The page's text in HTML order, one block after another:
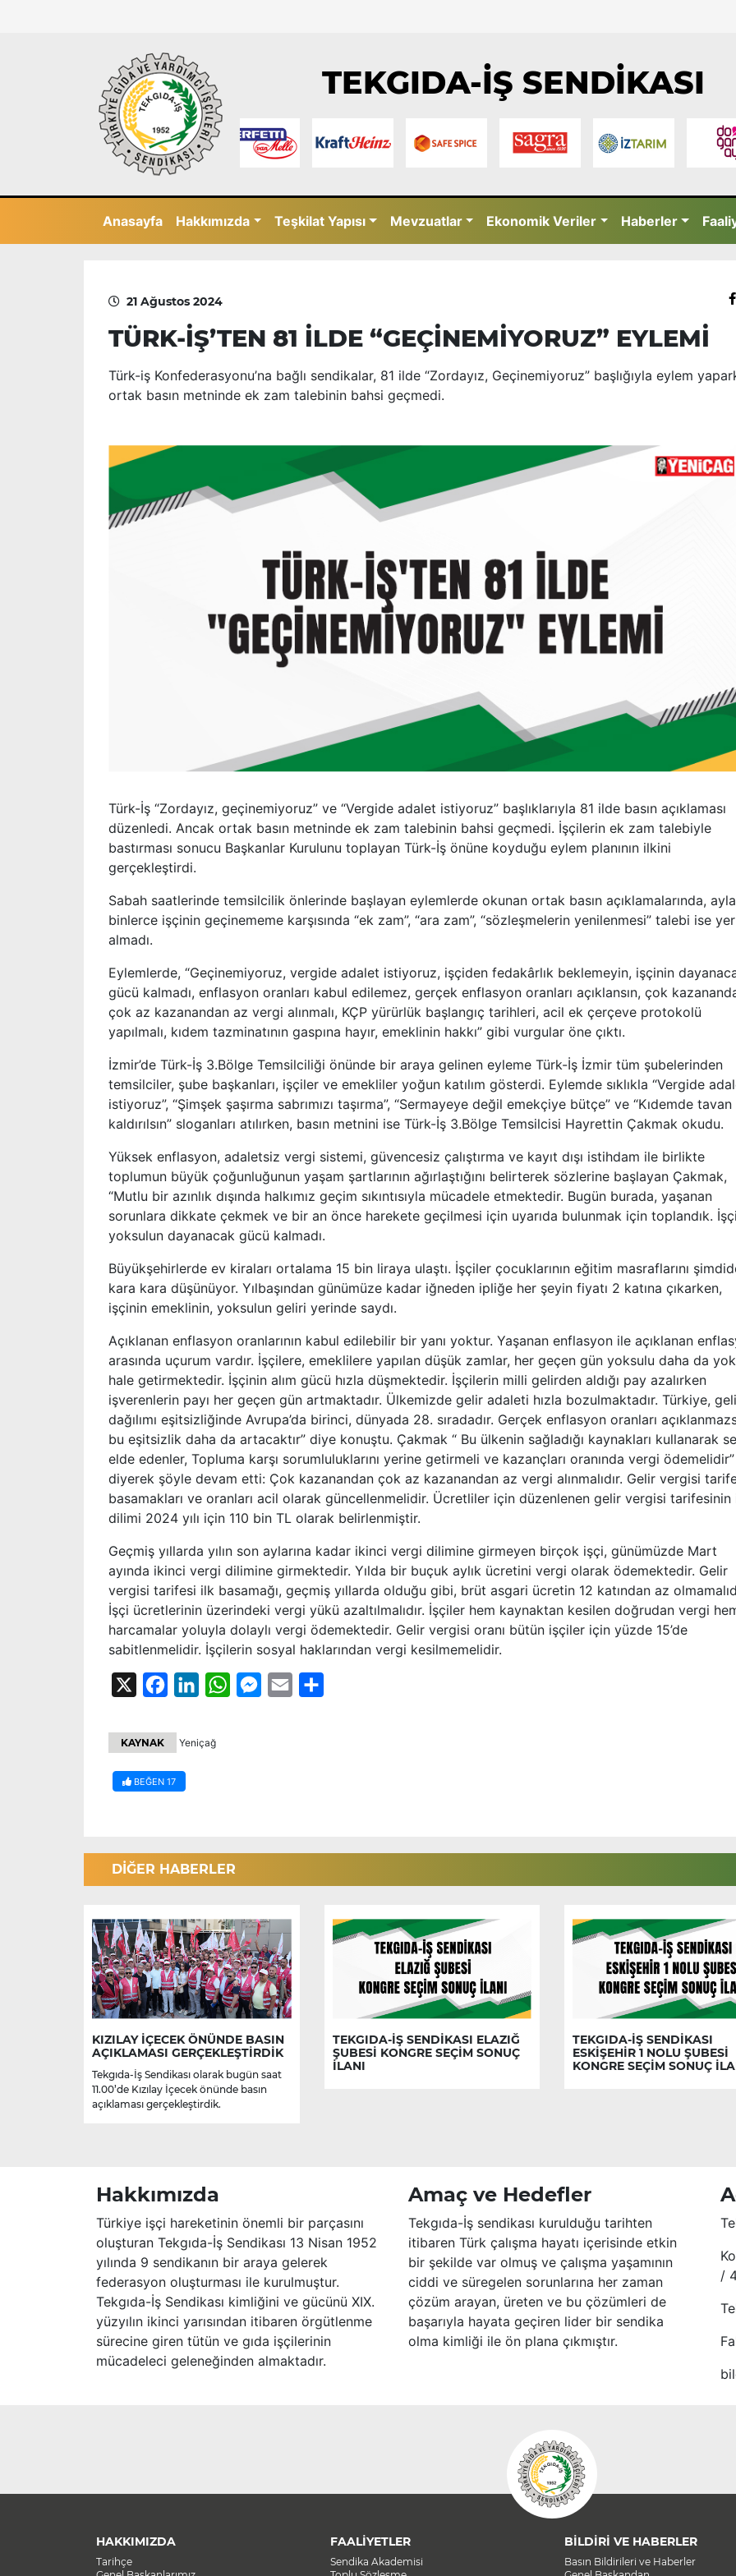
TEKGIDA-İŞ SENDİKASI
Anasayfa Hakkımızda Teşkilat Yapısı Mevzuatlar Ekonomik Veriler Haberler
21 Ağustos 2024
TÜRK-İŞ’TEN 81 İLDE “GEÇİNEMİYORUZ” EYLEMİ
Türk-iş Konfederasyonu’na bağlı sendikalar, 81 ilde “Zordayız, Geçinemiyoruz” başlığıyla eylem
ortak basın metninde ek zam talebinin bahsi geçmedi.
Türk-İş “Zordayız, geçinemiyoruz” ve “Vergide adalet istiyoruz” başlıklarıyla 81 ilde basın açıklaması
düzenledi. Ancak ortak basın metninde ek zam talebinin bahsi geçmedi. İşçilerin ek zam talebiyle
bastırması sonucu Başkanlar Kurulunu toplayan Türk-İş önüne koyduğu eylem planının ilkini
gerçekleştirdi.
Sabah saatlerinde temsilcilik önlerinde başlayan eylemlerde okunan ortak basın açıklamalarında,
binlerce işçinin geçinememe karşısında “ek zam”, “ara zam”, “sözleşmelerin yenilenmesi” talebi ise yer
almadı.
Eylemlerde, “Geçinemiyoruz, vergide adalet istiyoruz, işçiden fedakârlık beklemeyin, işçinin
gücü kalmadı, enflasyon oranları kabul edilemez, gerçek enflasyon oranları açıklansın, çok
çok az kazanandan az vergi alınmalı, KÇP yürürlük başlangıç tarihleri, acil ek çerçeve protokolü
yapılmalı, kıdem tazminatının gaspına hayır, emeklinin hakkı” gibi vurgular öne çıktı.
İzmir’de Türk-İş 3.Bölge Temsilciliği önünde bir araya gelinen eyleme Türk-İş İzmir tüm şubelerinden
temsilciler, şube başkanları, işçiler ve emekliler yoğun katılım gösterdi. Eylemde sıklıkla “Vergide
istiyoruz”, “Şimşek şaşırma sabrımızı taşırma”, “Sermayeye değil emekçiye bütçe” ve “Kıdemde tavan
kaldırılsın” sloganları atılırken, basın metnini ise Türk-İş 3.Bölge Temsilcisi Hayrettin Çakmak okudu.
Yüksek enflasyon, adaletsiz vergi sistemi, güvencesiz çalıştırma ve kayıt dışı istihdam ile birlikte
toplumun büyük çoğunluğunun yaşam şartlarının ağırlaştığını belirterek sözlerine başlayan Çakmak,
“Mutlu bir azınlık dışında halkımız geçim sıkıntısıyla mücadele etmektedir. Bugün burada, yaşanan
sorunlara dikkate çekmek ve bir an önce harekete geçilmesi için uyarıda bulunmak için toplandık.
yoksulun dayanacak gücü kalmadı.
Büyükşehirlerde ev kiraları ortalama 15 bin liraya ulaştı. İşçiler çocuklarının eğitim masraflarını
kara kara düşünüyor. Yılbaşından günümüze kadar iğneden ipliğe her şeyin fiyatı 2 katına çıkarken,
işçinin emeklinin, yoksulun geliri yerinde saydı.
Açıklanan enflasyon oranlarının kabul edilebilir bir yanı yoktur. Yaşanan enflasyon ile açıklanan
arasında uçurum vardır. İşçilere, emeklilere yapılan düşük zamlar, her geçen gün yoksulu daha da
hale getirmektedir. İşçinin alım gücü hızla düşmektedir. İşçilerin milli gelirden aldığı pay azalırken
işverenlerin payı her geçen gün artmaktadır. Ülkemizde gelir adaleti hızla bozulmaktadır. Türkiye,
dağılımı eşitsizliğinde Avrupa’da birinci, dünyada 28. sıradadır. Gerçek enflasyon oranları
bu eşitsizlik daha da artacaktır” diye konuştu. Çakmak “ Bu ülkenin sağladığı kaynakları kullanarak
elde edenler, Topluma karşı sorumluluklarını yerine getirmeli ve kazançları oranında vergi ödemelidir”
diyerek şöyle devam etti: Çok kazanandan çok az kazanandan az vergi alınmalıdır. Gelir vergisi
basamakları ve oranları acil olarak güncellenmelidir. Ücretliler için düzenlenen gelir vergisi tarifesinin
dilimi 2024 yılı için 110 bin TL olarak belirlenmiştir.
Geçmiş yıllarda yılın son aylarına kadar ikinci vergi dilimine girmeyen birçok işçi, günümüzde Mart
ayında ikinci vergi dilimine girmektedir. Yılda bir buçuk aylık ücretini vergi olarak ödemektedir. Gelir
vergisi tarifesi ilk basamağı, geçmiş yıllarda olduğu gibi, brüt asgari ücretin 12 katından az
İşçi ücretlerinin üzerindeki vergi yükü azaltılmalıdır. İşçiler hem kaynaktan kesilen doğrudan vergi
harcamalar yoluyla dolaylı vergi ödemektedir. Gelir vergisi oranı bütün işçiler için yüzde 15’de
sabitlenmelidir. İşçilerin sosyal haklarından vergi kesilmemelidir.
FacebookLinkedInWhatsAppMessenger
Email
KAYNAK Yeniçağ
BEĞEN 17
DİĞER HABERLER
KIZILAY İÇECEK ÖNÜNDE BASIN
AÇIKLAMASI GERÇEKLEŞTİRDİK
Tekgıda-İş Sendikası olarak bugün saat
11.00’de Kızılay İçecek önünde basın
açıklaması gerçekleştirdik.
TEKGIDA-İŞ SENDİKASI ELAZIĞ
ŞUBESİ KONGRE SEÇİM SONUÇ
İLANI
TEKGIDA-İŞ SENDİKASI
ESKİŞEHİR 1 NOLU ŞUBESİ
KONGRE SEÇİM SONUÇ
Hakkımızda
Türkiye işçi hareketinin önemli bir parçasını
oluşturan Tekgıda-İş Sendikası 13 Nisan 1952
yılında 9 sendikanın bir araya gelerek
federasyon oluşturması ile kurulmuştur.
Tekgıda-İş Sendikası kimliğini ve gücünü XIX.
yüzyılın ikinci yarısından itibaren örgütlenme
sürecine giren tütün ve gıda işçilerinin
mücadeleci geleneğinden almaktadır.
Amaç ve Hedefler
Tekgıda-İş sendikası kurulduğu tarihten
itibaren Türk çalışma hayatı içerisinde etkin
bir şekilde var olmuş ve çalışma yaşamının
ciddi ve süregelen sorunlarına her zaman
çözüm arayan, üreten ve bu çözümleri de
başarıyla hayata geçiren lider bir sendika
olma kimliği ile ön plana çıkmıştır.
/
HAKKIMIZDA
Tarihçe
FAALİYETLER
Sendika Akademisi
BİLDİRİ VE HABERLER
Basın Bildirileri ve Haberler